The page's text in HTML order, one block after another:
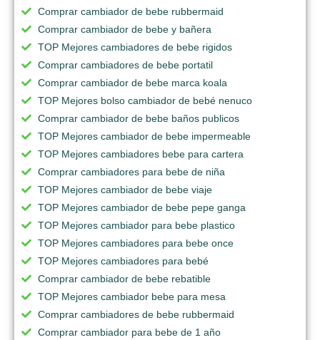
Comprar cambiador de bebe rubbermaid
Comprar cambiador de bebe y bañera
TOP Mejores cambiadores de bebe rigidos
Comprar cambiadores de bebe portatil
Comprar cambiador de bebe marca koala
TOP Mejores bolso cambiador de bebé nenuco
Comprar cambiador de bebe baños publicos
TOP Mejores cambiador de bebe impermeable
TOP Mejores cambiadores bebe para cartera
Comprar cambiadores para bebe de niña
TOP Mejores cambiador de bebe viaje
TOP Mejores cambiador de bebe pepe ganga
TOP Mejores cambiador para bebe plastico
TOP Mejores cambiadores para bebe once
TOP Mejores cambiadores para bebé
Comprar cambiador de bebe rebatible
TOP Mejores cambiador bebe para mesa
Comprar cambiadores de bebe rubbermaid
Comprar cambiador para bebe de 1 año